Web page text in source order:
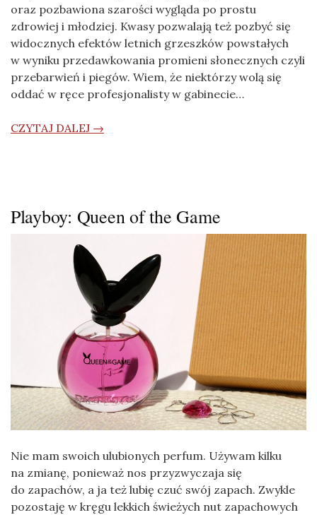
oraz pozbawiona szarości wygląda po prostu
zdrowiej i młodziej. Kwasy pozwalają też pozbyć się
widocznych efektów letnich grzeszków powstałych
w wyniku przedawkowania promieni słonecznych czyli
przebarwień i piegów. Wiem, że niektórzy wolą się
oddać w ręce profesjonalisty w gabinecie…
CZYTAJ DALEJ →
Playboy: Queen of the Game
Nie mam swoich ulubionych perfum. Używam kilku
na zmianę, ponieważ nos przyzwyczaja się
do zapachów, a ja też lubię czuć swój zapach. Zwykle
pozostaję w kręgu lekkich świeżych nut zapachowych